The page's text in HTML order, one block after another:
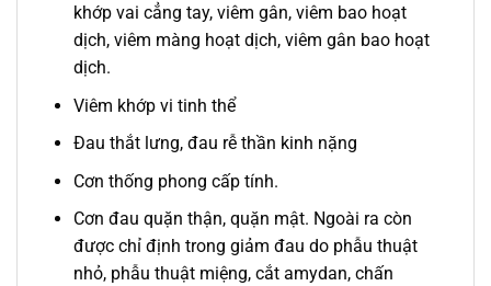
khớp vai cẳng tay, viêm gân, viêm bao hoạt
dịch, viêm màng hoạt dịch, viêm gân bao hoạt
dịch.
Viêm khớp vi tinh thể
Đau thắt lưng, đau rễ thần kinh nặng
Cơn thống phong cấp tính.
Cơn đau quặn thận, quặn mật. Ngoài ra còn
được chỉ định trong giảm đau do phẫu thuật
nhỏ, phẫu thuật miệng, cắt amydan, chấn